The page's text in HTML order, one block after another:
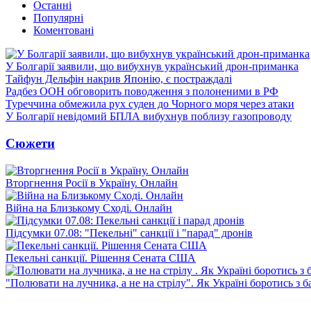
Останні
Популярні
Коментовані
У Болгарії заявили, що вибухнув український дрон-приманка
Тайфун Дельфін накрив Японію, є постраждалі
Радбез ООН обговорить поводження з полоненими в РФ
Туреччина обмежила рух суден до Чорного моря через атаки
У Болгарії невідомий БПЛА вибухнув поблизу газопроводу
Сюжети
Вторгнення Росії в Україну. Онлайн
Війна на Близькому Сході. Онлайн
Підсумки 07.08: "Пекельні" санкції і "парад" дронів
Пекельні санкції. Рішення Сената США
"Полювати на лучника, а не на стрілу". Як Україні боротись з